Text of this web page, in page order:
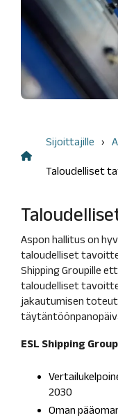
kysymykset
Taloudellista tietoa
Tuloskeskus
Avainluvut
vuosittain
Tunnuslukujen
laskentakaavat
Sijoittajille
Taloudelliset
Aspon hallitus on
taloudelliset
Shipping Groupille
taloudelliset
jakautumisen
ESL Shipping Group
2030
Oman